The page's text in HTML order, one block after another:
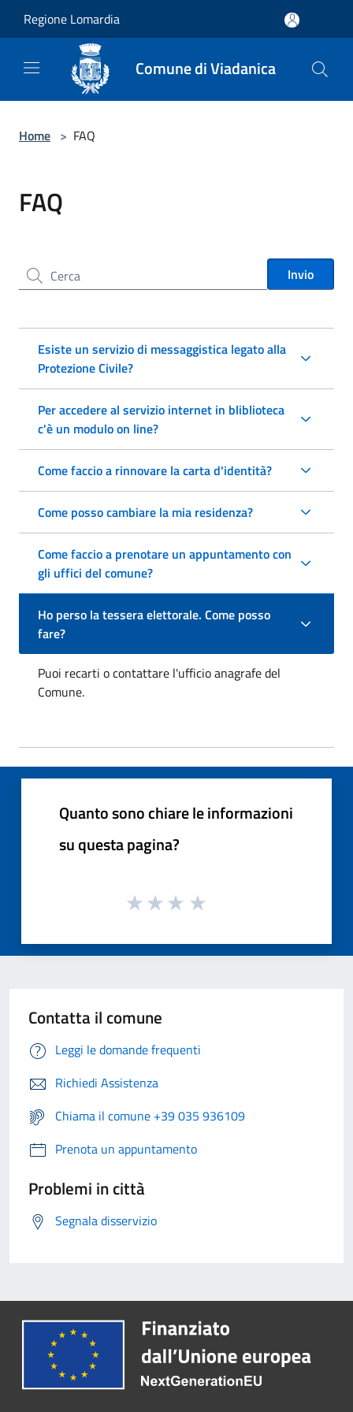
Regione Lomardia
Comune di Viadanica
Home > FAQ
FAQ
Cerca nel sito Invio
Esiste un servizio di messaggistica legato alla
Protezione Civile?
Per accedere al servizio internet in bliblioteca
c'è un modulo on line?
Come faccio a rinnovare la carta d'identità?
Come posso cambiare la mia residenza?
Come faccio a prenotare un appuntamento con
gli uffici del comune?
Ho perso la tessera elettorale. Come posso
fare?
Puoi recarti o contattare l'ufficio anagrafe del
Comune.
Quanto sono chiare le informazioni
su questa pagina?
Contatta il comune
Leggi le domande frequenti
Richiedi Assistenza
Chiama il comune +39 035 936109
Prenota un appuntamento
Problemi in città
Segnala disservizio